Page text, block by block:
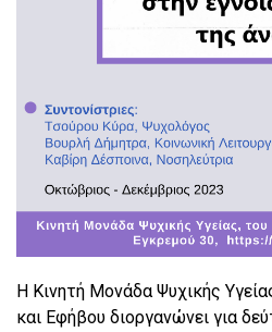
Η Κινητή Μονάδα Ψυχικής
και Εφήβου διοργανώνει για